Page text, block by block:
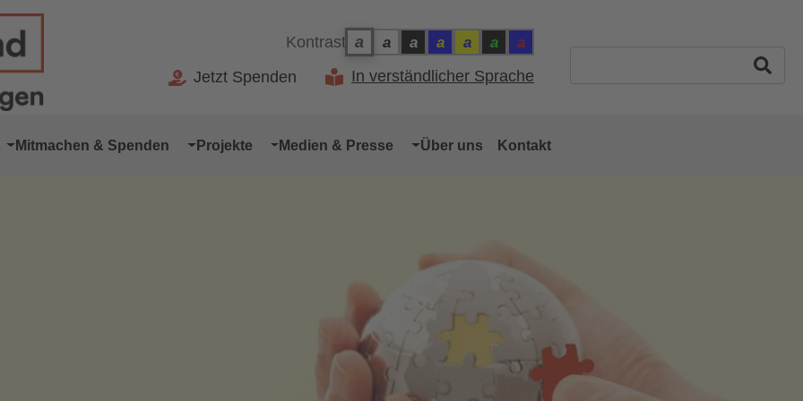
Kontrast a
Kontrast: Normal
a
Kontrast: Schwarz auf Weiss
a
Kontrast: Weiss auf Schwarz
a
Kontrast: Gelb auf Blau
a
Kontrast: Blau auf Gelb
a
Kontrast: Grün auf Schwarz
a
Kontrast: Rot auf Blau
Jetzt Spenden In verständlicher Sprache
Mitmachen & Spenden Projekte Medien & Presse Über uns Kontakt